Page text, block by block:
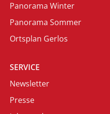
Panorama Winter
Panorama Sommer
Ortsplan Gerlos
SERVICE
Newsletter
Presse